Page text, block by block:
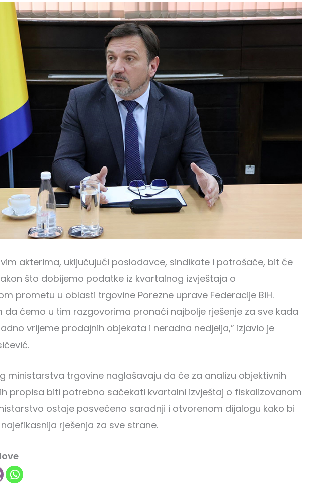
akterima, uključujući poslodavce, sindikate i potrošače, bit će
što dobijemo podatke iz kvartalnog izvještaja o
prometu u oblasti trgovine Porezne uprave Federacije BiH.
da ćemo u tim razgovorima pronaći najbolje rješenje za sve kada
vrijeme prodajnih objekata i neradna nedjelja,” izjavio je
ministarstva trgovine naglašavaju da će za analizu objektivnih
propisa biti potrebno sačekati kvartalni izvještaj o fiskalizovanom
ostaje posvećeno saradnji i otvorenom dijalogu kako bi
rješenja za sve strane.